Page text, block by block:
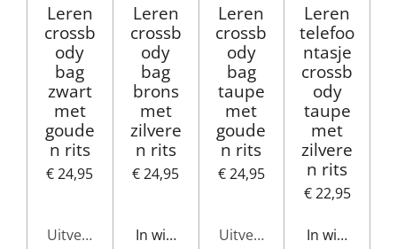
Leren
crossb
ody
bag
zwart
met
goude
n rits
€ 24,95
Uitverkocht
Leren
crossb
ody
bag
brons
met
zilvere
n rits
€ 24,95
In winkelwagen
Leren
crossb
ody
bag
taupe
met
goude
n rits
€ 24,95
Uitverkocht
Leren
telefoo
ntasje
crossb
ody
taupe
met
zilvere
n rits
€ 22,95
In